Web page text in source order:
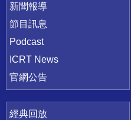
新聞報導
節目訊息
Podcast
ICRT News
官網公告
經典回放